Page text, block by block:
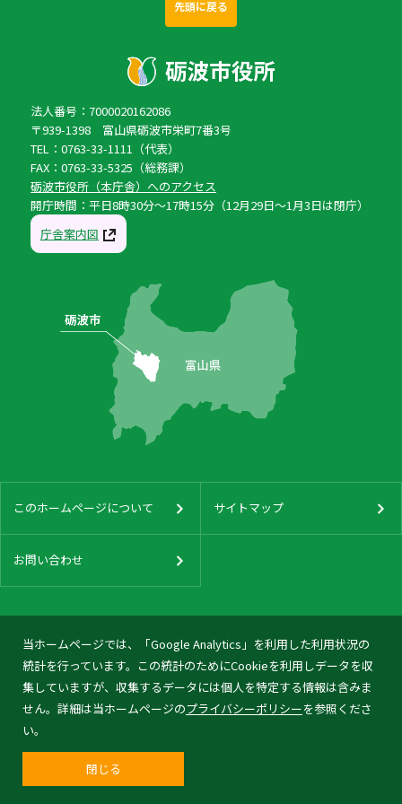
当ホームページでは、「Google Analytics」を利用した利用状況の
統計を行っています。この統計のためにCookieを利用しデータを収
集していますが、収集するデータには個人を特定する情報は含みま
せん。詳細は当ホームページのプライバシーポリシーを参照くださ
い。
閉じる
先頭に戻る
法人番号：7000020162086
〒939-1398 富山県砺波市栄町7番3号
TEL：0763-33-1111（代表）
FAX：0763-33-5325（総務課）
砺波市役所（本庁舎）へのアクセス
開庁時間：平日8時30分〜17時15分（12月29日〜1月3日は閉庁）
庁舎案内図
このホームページについて サイトマップ
お問い合わせ